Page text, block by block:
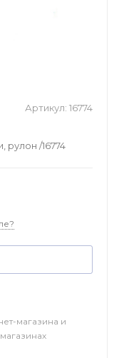
Артикул: 16774
рулон /16774
магазина и